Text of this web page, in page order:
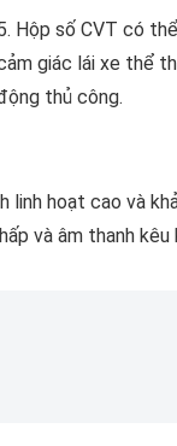
Hộp số CVT có
giác lái xe thể
thủ công.
hoạt cao và
và âm thanh